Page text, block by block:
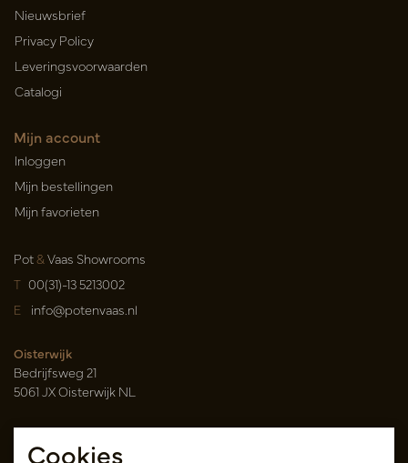
Nieuwsbrief
Privacy Policy
Leveringsvoorwaarden
Catalogi
Mijn account
Inloggen
Mijn bestellingen
Mijn favorieten
Pot&Vaas Showrooms
T 00(31)-13 5213002
E info@potenvaas.nl
Oisterwijk
Bedrijfsweg 21
5061 JX Oisterwijk NL
Openingstijden
Maandag t/m vrijdag 09.00-17.00 uur
Cookies